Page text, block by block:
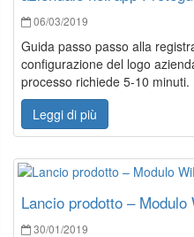
06/03/2019
Guida passo passo alla
configurazione del logo
processo richiede 5-10 minuti.
Leggi di più
Lancio prodotto –
30/01/2019